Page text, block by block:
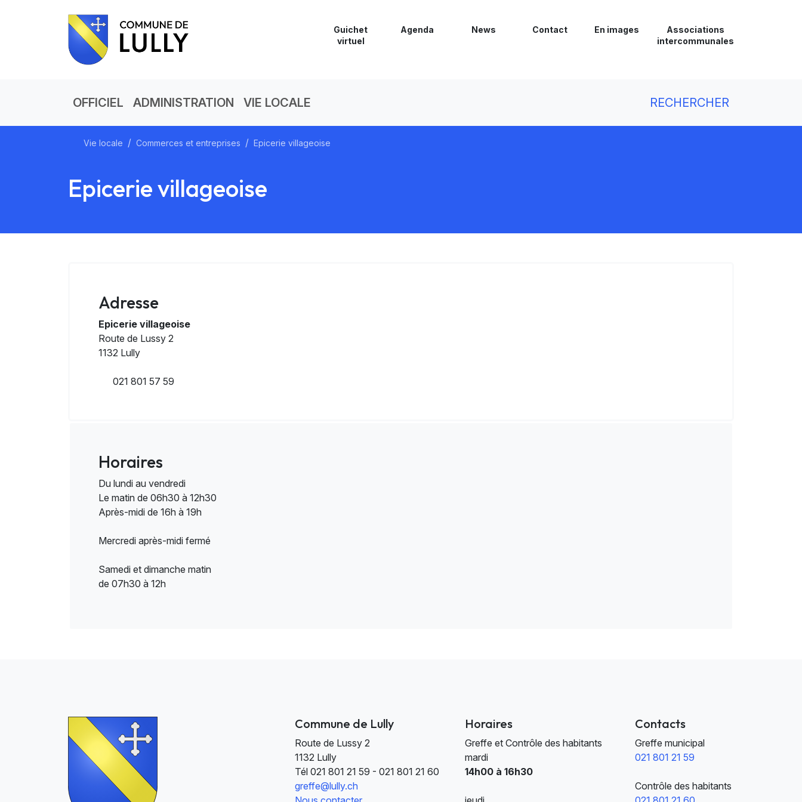
Guichet
virtuel
Agenda News Contact En images
Associations
intercommunales
OFFICIEL ADMINISTRATION VIE LOCALE RECHERCHER
Vie locale Commerces et entreprises Epicerie villageoise
Epicerie villageoise
Adresse
Epicerie villageoise
Route de Lussy 2
1132 Lully
021 801 57 59
Horaires
Du lundi au vendredi
Le matin de 06h30 à 12h30
Après-midi de 16h à 19h
Mercredi après-midi fermé
Samedi et dimanche matin
de 07h30 à 12h
Commune de Lully
Route de Lussy 2
1132 Lully
Tél 021 801 21 59 - 021 801 21 60
greffe@lully.ch
Horaires
Greffe et Contrôle des habitants
mardi
14h00 à 16h30
Contacts
Greffe municipal
021 801 21 59
Contrôle des habitants